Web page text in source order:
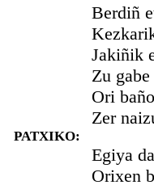
Berdiñ
Kezkarik
Jakiñik ez
Zu gabe
Ori baño
Zer naizu,
PATXIKO:
Egiya da,
Orixen